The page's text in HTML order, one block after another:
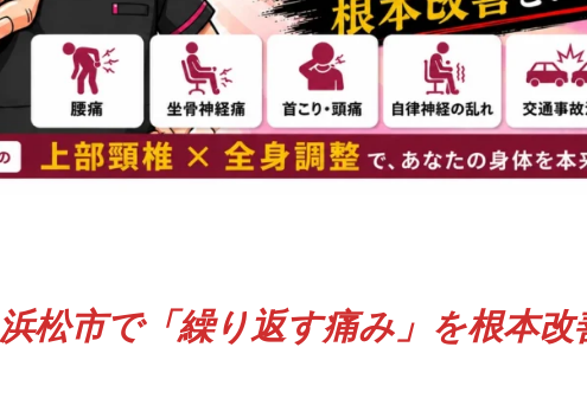
浜松市で「繰り返す痛み」を根本改